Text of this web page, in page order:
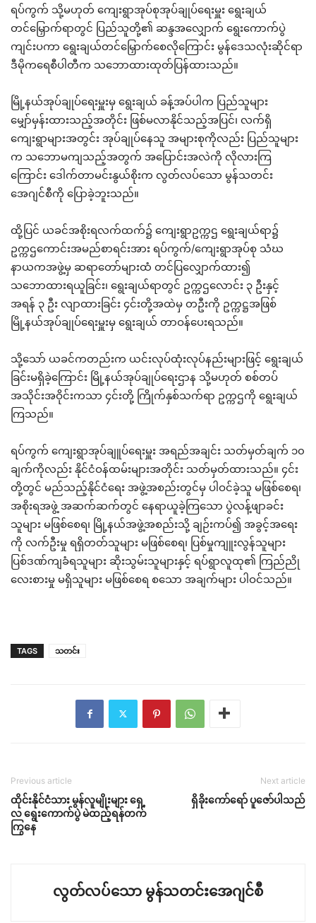
ရပ်ကွက် သို့မဟုတ် ကျေးရွာအုပ်စုအုပ်ချုပ်ရေးမှူး ရွေးချယ်
တင်မြှောက်ရာတွင် ပြည်သူတို့၏ ဆန္ဒအလျှောက် ရွေးကောက်ပွဲ
ကျင်းပကာ ရွေးချယ်တင်မြှောက်စေလိုကြောင်း မွန်ဒေသလုံးဆိုင်ရာ
ဒီမိုကရေစီပါတီက သဘောထားထုတ်ပြန်ထားသည်။
မြို့နယ်အုပ်ချုပ်ရေးမှူးမှ ရွေးချယ် ခန့်အပ်ပါက ပြည်သူများ
မျှော်မှန်းထားသည့်အတိုင်း ဖြစ်မလာနိုင်သည့်အပြင်၊ လက်ရှိ
ကျေးရွာများအတွင်း အုပ်ချုပ်နေသူ အများစုကိုလည်း ပြည်သူများ
က သဘောမကျသည့်အတွက် အပြောင်းအလဲကို လိုလားကြ
ကြောင်း ဒေါက်တာမင်းနွယ်စိုးက လွတ်လပ်သော မွန်သတင်း
အေဂျင်စီကို ပြောခဲ့ဘူးသည်။
ထို့ပြင် ယခင်အစိုးရလက်ထက်၌ ကျေးရွာဥက္ကဌ ရွေးချယ်ရာ၌
ဥက္ကဌကောင်းအမည်စာရင်းအား ရပ်ကွက်/ကျေးရွာအုပ်စု သံဃ
နာယကအဖွဲ့မှ ဆရာတော်များထံ တင်ပြလျှောက်ထား၍
သဘောထားရယူခြင်း၊ ရွေးချယ်ရာတွင် ဥက္ကဌလောင်း ၃ ဦးနှင့်
အရန် ၃ ဦး လျာထားခြင်း ၄င်းတို့အထဲမှ တဦးကို ဥက္ကဋ္ဌအဖြစ်
မြို့နယ်အုပ်ချုပ်ရေးမှူးမှ ရွေးချယ် တာဝန်ပေးရသည်။
သို့သော် ယခင်ကတည်းက ယင်းလုပ်ထုံးလုပ်နည်းများဖြင့် ရွေးချယ်
ခြင်းမရှိခဲ့ကြောင်း မြို့နယ်အုပ်ချုပ်ရေးဌာန သို့မဟုတ် စစ်တပ်
အသိုင်းအဝိုင်းကသာ ၄င်းတို့ ကြိုက်နှစ်သက်ရာ ဥက္ကဌကို ရွေးချယ်
ကြသည်။
ရပ်ကွက် ကျေးရွာအုပ်ချူပ်ရေးမှူး အရည်အချင်း သတ်မှတ်ချက် ၁၀
ချက်ကိုလည်း နိုင်ငံဝန်ထမ်းများအတိုင်း သတ်မှတ်ထားသည်။ ၄င်း
တို့တွင် မည်သည့်နိုင်ငံရေး အဖွဲ့အစည်းတွင်မှ ပါဝင်ခဲ့သူ မဖြစ်စေရ၊
အစိုးရအဖွဲ့ အဆက်ဆက်တွင် နေရာယူခဲ့ကြသော ပွဲလန့်ဖျာခင်း
သူများ မဖြစ်စေရ၊ မြို့နယ်အဖွဲ့အစည်းသို့ ချဉ်းကပ်၍ အခွင့်အရေး
ကို လက်ဦးမှု ရရှိတတ်သူများ မဖြစ်စေရ၊ ပြစ်မှုကျူးလွန်သူများ
ပြစ်ဒဏ်ကျခံရသူများ ဆိုးသွမ်းသူများနှင့် ရပ်ရွာလူထု၏ ကြည်ညို
လေးစားမှု မရှိသူများ မဖြစ်စေရ စသော အချက်များ ပါဝင်သည်။
TAGS သတင်း
Previous article
ထိုင်းနိုင်ငံသား မွန်လူမျိုးများ ရှေ့
လ ရွေးကောက်ပွဲ မဲထည့်ရန်တက်
ကြွနေ
Next article
ရှိခိုးကော်ရော် ပူဇော်ပါသည်
လွတ်လပ်သော မွန်သတင်းအေဂျင်စီ